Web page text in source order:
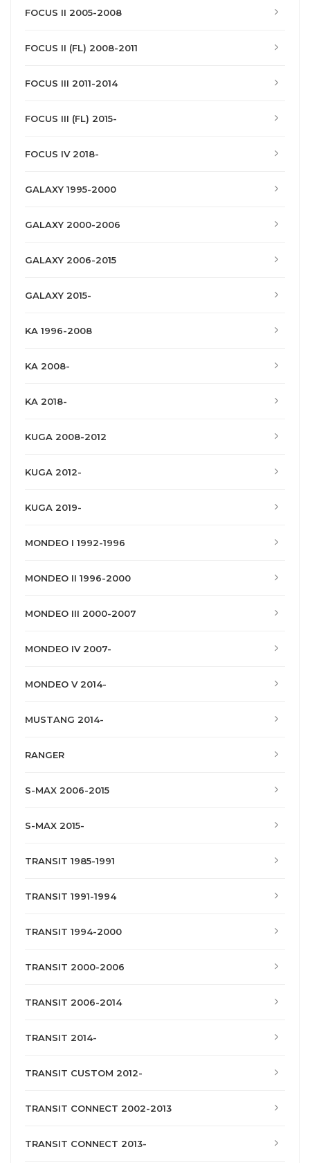
FOCUS II 2005-2008
FOCUS II (FL) 2008-2011
FOCUS III 2011-2014
FOCUS III (FL) 2015-
FOCUS IV 2018-
GALAXY 1995-2000
GALAXY 2000-2006
GALAXY 2006-2015
GALAXY 2015-
KA 1996-2008
KA 2008-
KA 2018-
KUGA 2008-2012
KUGA 2012-
KUGA 2019-
MONDEO I 1992-1996
MONDEO II 1996-2000
MONDEO III 2000-2007
MONDEO IV 2007-
MONDEO V 2014-
MUSTANG 2014-
RANGER
S-MAX 2006-2015
S-MAX 2015-
TRANSIT 1985-1991
TRANSIT 1991-1994
TRANSIT 1994-2000
TRANSIT 2000-2006
TRANSIT 2006-2014
TRANSIT 2014-
TRANSIT CUSTOM 2012-
TRANSIT CONNECT 2002-2013
TRANSIT CONNECT 2013-